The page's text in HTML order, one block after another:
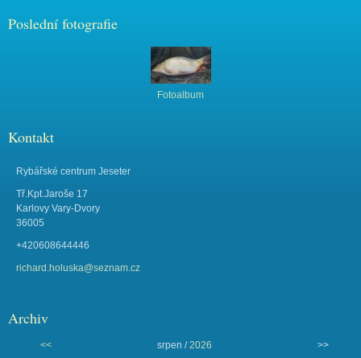
Poslední fotografie
Fotoalbum
Kontakt
Rybářské centrum Jeseter
Tř.Kpt.Jaroše 17
Karlovy Vary-Dvory
36005
+420608644446
richard.holuska@seznam.cz
Archiv
<< srpen /2026 >>